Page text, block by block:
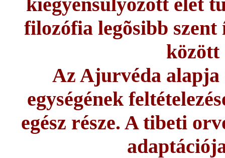
filozófia legõsibb szent
között
Az Ajurvéda alapja
egységének
egész része. A tibeti